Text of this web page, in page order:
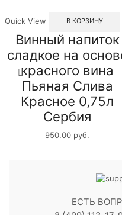
Quick View В КОРЗИНУ
Винный напиток
сладкое на
красного вина
Пьяная Слива
Красное 0,75л
Сербия
950.00 руб.
ЕСТЬ